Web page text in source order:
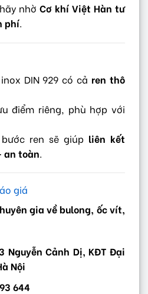
nhờCơ khí Việt Hàn tư
phí.
DIN 929 có cả ren thô
điểm riêng, phù hợp với
ren sẽ giúp liên kết
an toàn.
giá
gia về bulong, ốc vít,
Nguyễn Cảnh Dị, KĐT Đại
Nội
644